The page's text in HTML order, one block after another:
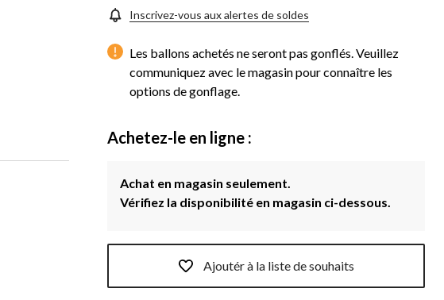
Inscrivez-vous aux alertes de soldes
Les ballons achetés ne seront pas gonflés. Veuillez
communiquez avec le magasin pour connaître les
options de gonflage.
Achetez-le en ligne :
Achat en magasin seulement.
Vérifiez la disponibilité en magasin ci-dessous.
Ajoutér à la liste de souhaits